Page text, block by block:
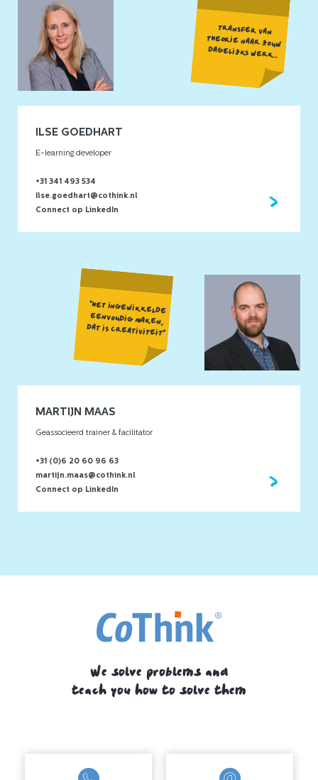
ILSE GOEDHART
E-learning developer
+31 341 493 534
Ilse.goedhart@cothink.nl
Connect op LinkedIn
TRANSFER VAN
THEORIE NAAR JOUW
DAGELIJKS WERK...
MARTIJN MAAS
Geassocieerd trainer & facilitator
+31 (0)6 20 60 96 63
martijn.maas@cothink.nl
Connect op LinkedIn
"HET INGEWIKKELDE
EENVOUDIG MAKEN,
DAT IS CREATIVITEIT"
We solve problems and
teach you how to solve them